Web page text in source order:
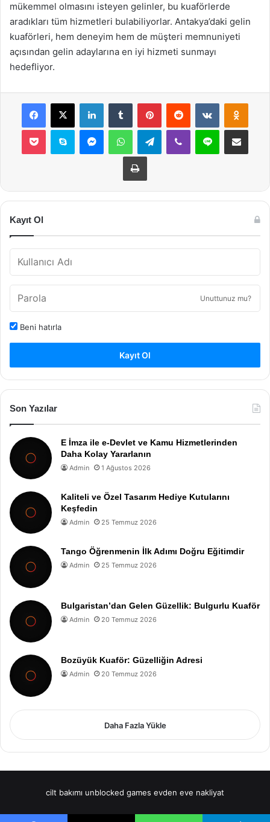
mükemmel olmasını isteyen gelinler, bu kuaförlerde
aradıkları tüm hizmetleri bulabiliyorlar. Antakya’daki gelin
kuaförleri, hem deneyim hem de müşteri memnuniyeti
açısından gelin adaylarına en iyi hizmeti sunmayı
hedefliyor.
Facebook
X LinkedInTumblr PinterestReddit VKontakte
Pocket Skype MessengerWhatsAppTelegramViber Line E-Posta ile
Yazdır
Kayıt Ol
Unuttunuz mu?
Beni hatırla
Kayıt Ol
Son Yazılar
E İmza ile e-Devlet ve Kamu Hizmetlerinden
Daha Kolay Yararlanın
Admin 1 Ağustos 2026
Kaliteli ve Özel Tasarım Hediye Kutularını
Keşfedin
Admin 25 Temmuz 2026
Tango Öğrenmenin İlk Adımı Doğru Eğitimdir
Admin 25 Temmuz 2026
Bulgaristan’dan Gelen Güzellik: Bulgurlu Kuaför
Admin 20 Temmuz 2026
Bozüyük Kuaför: Güzelliğin Adresi
Admin 20 Temmuz 2026
Daha Fazla Yükle
cilt bakımı unblocked games evden eve nakliyat